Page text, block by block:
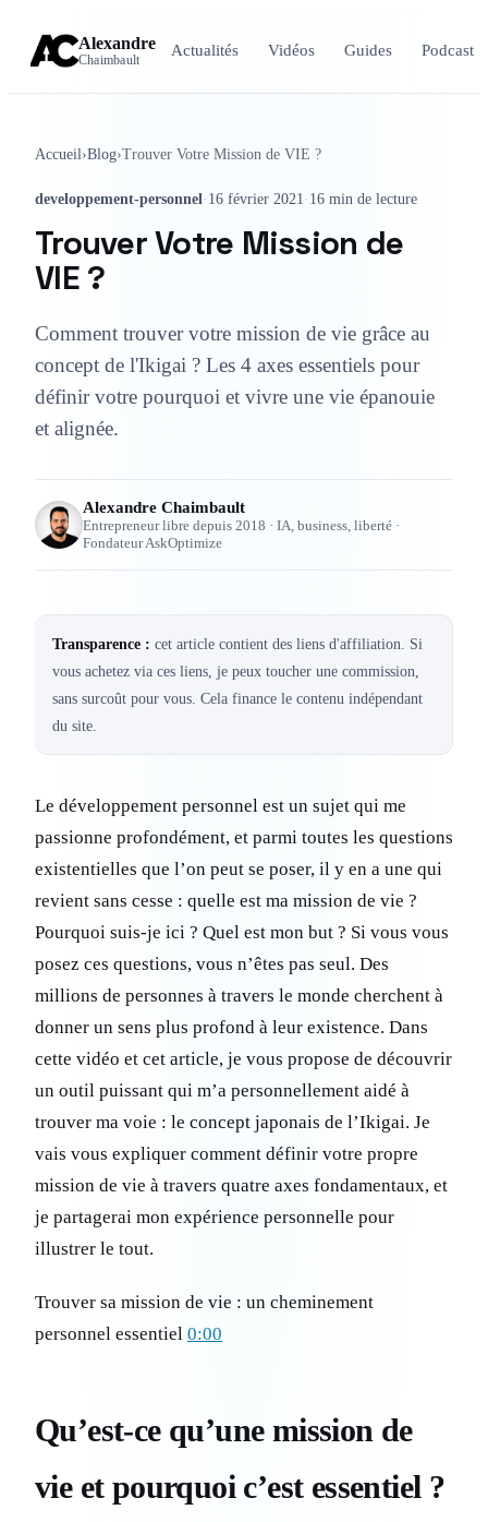
Alexandre
Chaimbault
Actualités Vidéos Guides Podcast
Accueil›Blog›Trouver Votre Mission de VIE ?
developpement-personnel·16 février 2021 ·16 min de lecture
Trouver Votre Mission de
VIE ?
Comment trouver votre mission de vie grâce au
concept de l'Ikigai ? Les 4 axes essentiels pour
définir votre pourquoi et vivre une vie épanouie
et alignée.
Alexandre Chaimbault
Entrepreneur libre depuis 2018 · IA, business, liberté ·
Fondateur AskOptimize
Transparence : cet article contient des liens d'affiliation. Si
vous achetez via ces liens, je peux toucher une commission,
sans surcoût pour vous. Cela finance le contenu indépendant
du site.
Le développement personnel est un sujet qui me
passionne profondément, et parmi toutes les questions
existentielles que l’on peut se poser, il y en a une qui
revient sans cesse : quelle est ma mission de vie ?
Pourquoi suis-je ici ? Quel est mon but ? Si vous vous
posez ces questions, vous n’êtes pas seul. Des
millions de personnes à travers le monde cherchent à
donner un sens plus profond à leur existence. Dans
cette vidéo et cet article, je vous propose de découvrir
un outil puissant qui m’a personnellement aidé à
trouver ma voie : le concept japonais de l’Ikigai. Je
vais vous expliquer comment définir votre propre
mission de vie à travers quatre axes fondamentaux, et
je partagerai mon expérience personnelle pour
illustrer le tout.
Trouver sa mission de vie : un cheminement
personnel essentiel 0:00
Qu’est-ce qu’une mission de
vie et pourquoi c’est essentiel ?